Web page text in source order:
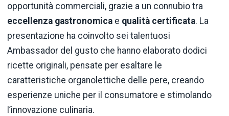
opportunità commerciali, grazie a un connubio tra
eccellenza gastronomica e qualità certificata. La
presentazione ha coinvolto sei talentuosi
Ambassador del gusto che hanno elaborato dodici
ricette originali, pensate per esaltare le
caratteristiche organolettiche delle pere, creando
esperienze uniche per il consumatore e stimolando
l’innovazione culinaria.